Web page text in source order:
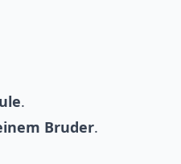
.
Bruder.